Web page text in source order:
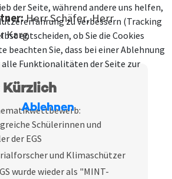
Herr Schäfer, Herr
Karg
Kürzlich
Schülerinnen und
der EGS
und Klimaschützer
wurde wieder als "MINT-
der Seite, während andere uns helfen,
zu verbessern (Tracking
entscheiden, ob Sie die Cookies
beachten Sie, dass bei einer Ablehnung
Funktionalitäten der Seite zur
Ablehnen